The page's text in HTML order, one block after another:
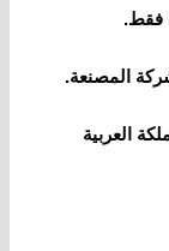
فقط.
المصنعة.
العربية